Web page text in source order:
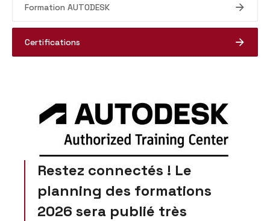
Formation AUTODESK
Certifications
Restez connectés ! Le
planning des formations
2026 sera publié très